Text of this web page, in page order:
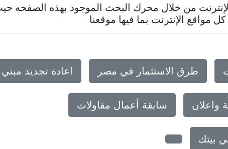
من خلال محرك البحث الموجود بهذه الصفحه
الإنترنت بما فيها موقعنا
طرق الاستثمار في مصر اعادة تجديد
واعلان سابقة أعمال مقاولات
بيتك